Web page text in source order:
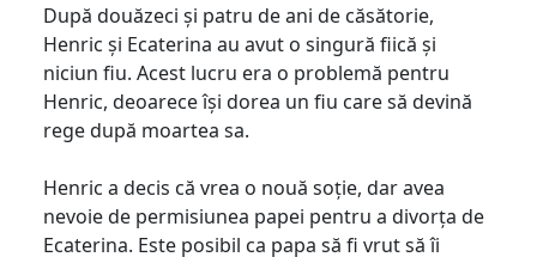
După douăzeci și patru de ani de căsătorie,
Henric și Ecaterina au avut o singură fiică și
niciun fiu. Acest lucru era o problemă pentru
Henric, deoarece își dorea un fiu care să devină
rege după moartea sa.
Henric a decis că vrea o nouă soție, dar avea
nevoie de permisiunea papei pentru a divorța de
Ecaterina. Este posibil ca papa să fi vrut să îi